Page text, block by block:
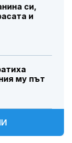
си,
и
му път